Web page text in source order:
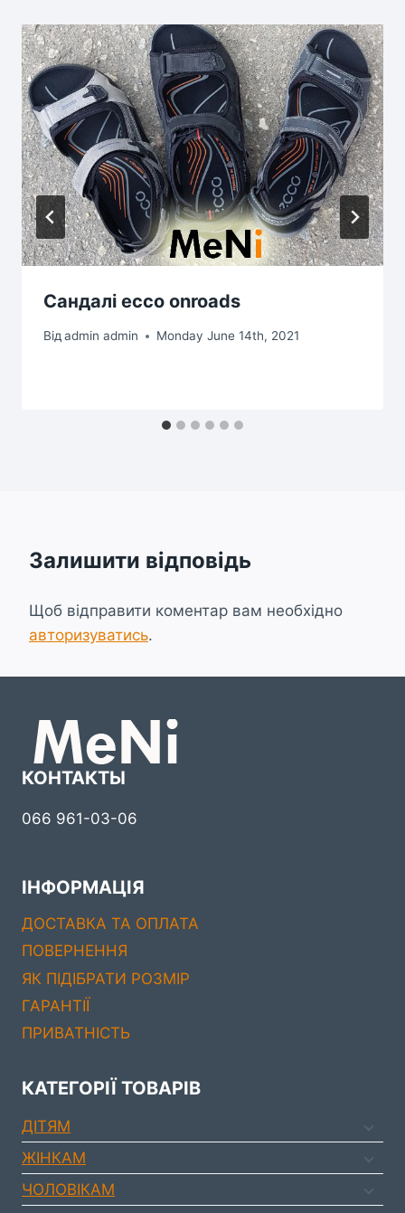
Сандалі ecco onroads
Від admin admin Monday June 14th, 2021
Залишити відповідь
Щоб відправити коментар вам необхідно
авторизуватись.
КОНТАКТЫ
066 961-03-06
ІНФОРМАЦІЯ
ДОСТАВКА ТА ОПЛАТА
ПОВЕРНЕННЯ
ЯК ПІДІБРАТИ РОЗМІР
ГАРАНТІЇ
ПРИВАТНІСТЬ
КАТЕГОРІЇ ТОВАРІВ
ДIТЯМ
ЖIНКАМ
ЧОЛОВIКАМ